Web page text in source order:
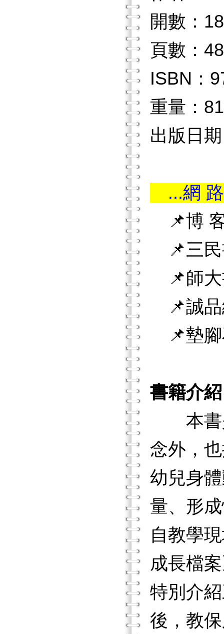
開數：18
頁數：
ISBN：
重量：
出版日
...網
📌博
📌三民
📌師大
📌誠品
📌墊腳
書籍介紹
本書是
念外，
幼兒身
量、形
自教學
成長檔
特別介
後，教